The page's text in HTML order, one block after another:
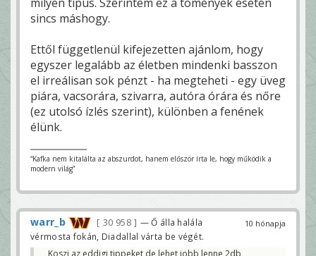
sincs máshogy.
Ettől függetlenül kifejezetten ajánlom, hogy
egyszer legalább az életben mindenki basszon
el irreálisan sok pénzt - ha megteheti - egy üveg
piára, vacsorára, szivarra, autóra órára és nőre
(ez utolsó ízlés szerint), különben a fenének
élünk.
“Kafka nem kitalálta az abszurdot, hanem először írta le, hogy működik a
modern világ”
10 hónapja
warr_b 30 958
— Ő álla halála
vérmosta fokán, Diadallal várta be végét.
Koszi az eddigi tippeket de lehet jobb lenne 2db